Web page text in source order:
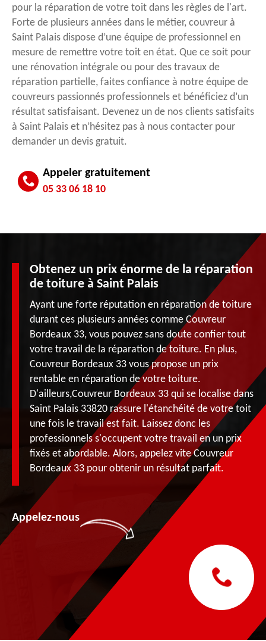
pour la réparation de votre toit dans les règles de l'art.
Forte de plusieurs années dans le métier, couvreur à
Saint Palais dispose d’une équipe de professionnel en
mesure de remettre votre toit en état. Que ce soit pour
une rénovation intégrale ou pour des travaux de
réparation partielle, faites confiance à notre équipe de
couvreurs passionnés professionnels et bénéficiez d’un
résultat satisfaisant. Devenez un de nos clients satisfaits
à Saint Palais et n’hésitez pas à nous contacter pour
demander un devis gratuit.
Appeler gratuitement
05 33 06 18 10
Obtenez un prix énorme de la réparation
de toiture à Saint Palais
Ayant une forte réputation en réparation de toiture
durant ces plusieurs années comme Couvreur
Bordeaux 33, vous pouvez sans doute confier tout
votre travail de la réparation de toiture. En plus,
Couvreur Bordeaux 33 vous propose un prix
rentable en réparation de votre toiture.
D'ailleurs,Couvreur Bordeaux 33 qui se localise dans
Saint Palais 33820 rassure l'étanchéité de votre toit
une fois le travail est fait. Laissez donc les
professionnels s'occupent votre travail en un prix
fixés et abordable. Alors, appelez vite Couvreur
Bordeaux 33 pour obtenir un résultat parfait.
Appelez-nous